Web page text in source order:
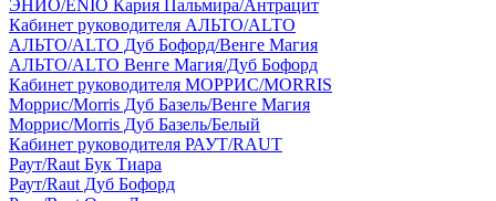
ЭНИО/ENIO Кария Пальмира/Антрацит
Кабинет руководителя АЛЬТО/ALTO
АЛЬТО/ALTO Дуб Бофорд/Венге Магия
АЛЬТО/ALTO Венге Магия/Дуб Бофорд
Кабинет руководителя МОРРИС/MORRIS
Моррис/Morris Дуб Базель/Венге Магия
Моррис/Morris Дуб Базель/Белый
Кабинет руководителя РАУТ/RAUT
Раут/Raut Бук Тиара
Раут/Raut Дуб Бофорд